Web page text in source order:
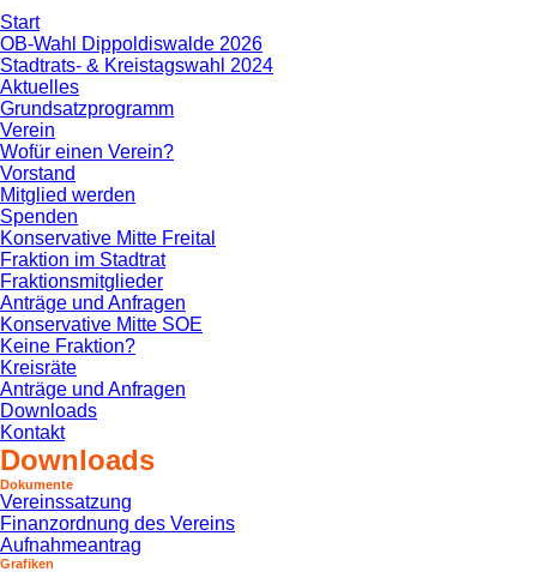
Konservative Mitte
Aus Erfahrung in die Zukunft.
Start
OB-Wahl Dippoldiswalde 2026
Stadtrats- & Kreistagswahl 2024
Aktuelles
Grundsatzprogramm
Verein
Wofür einen Verein?
Vorstand
Mitglied werden
Spenden
Konservative Mitte Freital
Fraktion im Stadtrat
Fraktionsmitglieder
Anträge und Anfragen
Konservative Mitte SOE
Keine Fraktion?
Kreisräte
Anträge und Anfragen
Downloads
Kontakt
Downloads
Dokumente
Vereinssatzung
Finanzordnung des Vereins
Aufnahmeantrag
Grafiken